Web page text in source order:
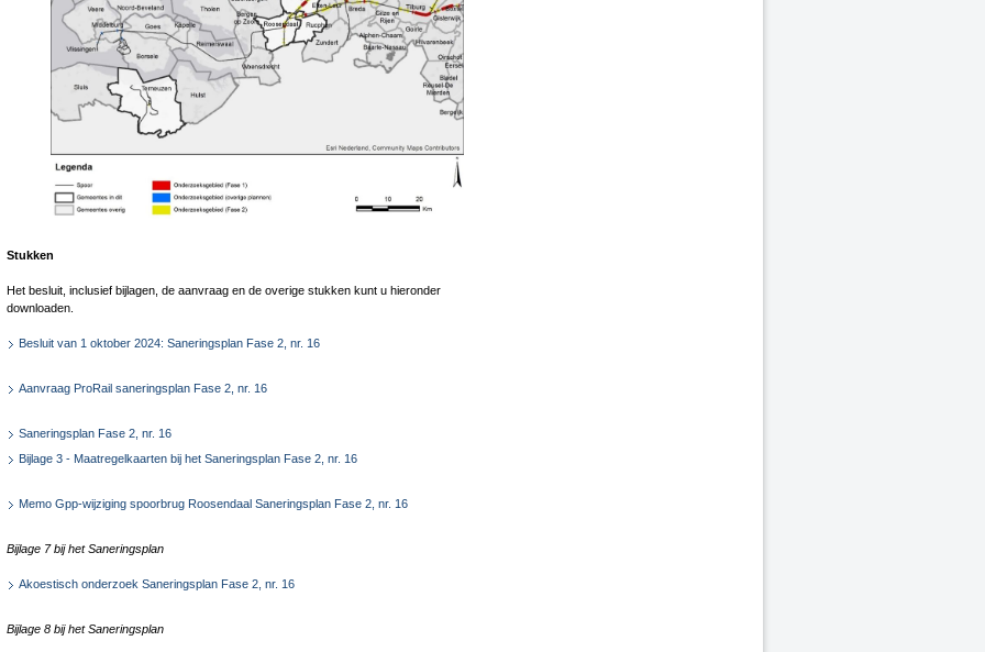
Stukken
Het besluit, inclusief bijlagen, de aanvraag en de overige stukken kunt u hieronder
downloaden.
Besluit van 1 oktober 2024: Saneringsplan Fase 2, nr. 16
Aanvraag ProRail saneringsplan Fase 2, nr. 16
Saneringsplan Fase 2, nr. 16
Bijlage 3 - Maatregelkaarten bij het Saneringsplan Fase 2, nr. 16
Memo Gpp-wijziging spoorbrug Roosendaal Saneringsplan Fase 2, nr. 16
Bijlage 7 bij het Saneringsplan
Akoestisch onderzoek Saneringsplan Fase 2, nr. 16
Bijlage 8 bij het Saneringsplan